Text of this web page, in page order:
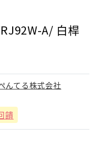
A/ 白桿
んてる株式会社
饋